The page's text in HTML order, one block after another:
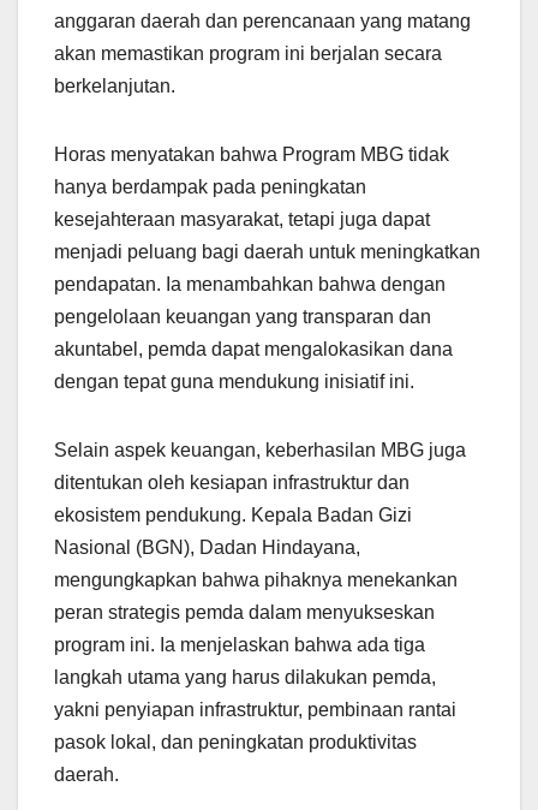
anggaran daerah dan perencanaan yang matang
akan memastikan program ini berjalan secara
berkelanjutan.
Horas menyatakan bahwa Program MBG tidak
hanya berdampak pada peningkatan
kesejahteraan masyarakat, tetapi juga dapat
menjadi peluang bagi daerah untuk meningkatkan
pendapatan. Ia menambahkan bahwa dengan
pengelolaan keuangan yang transparan dan
akuntabel, pemda dapat mengalokasikan dana
dengan tepat guna mendukung inisiatif ini.
Selain aspek keuangan, keberhasilan MBG juga
ditentukan oleh kesiapan infrastruktur dan
ekosistem pendukung. Kepala Badan Gizi
Nasional (BGN), Dadan Hindayana,
mengungkapkan bahwa pihaknya menekankan
peran strategis pemda dalam menyukseskan
program ini. Ia menjelaskan bahwa ada tiga
langkah utama yang harus dilakukan pemda,
yakni penyiapan infrastruktur, pembinaan rantai
pasok lokal, dan peningkatan produktivitas
daerah.